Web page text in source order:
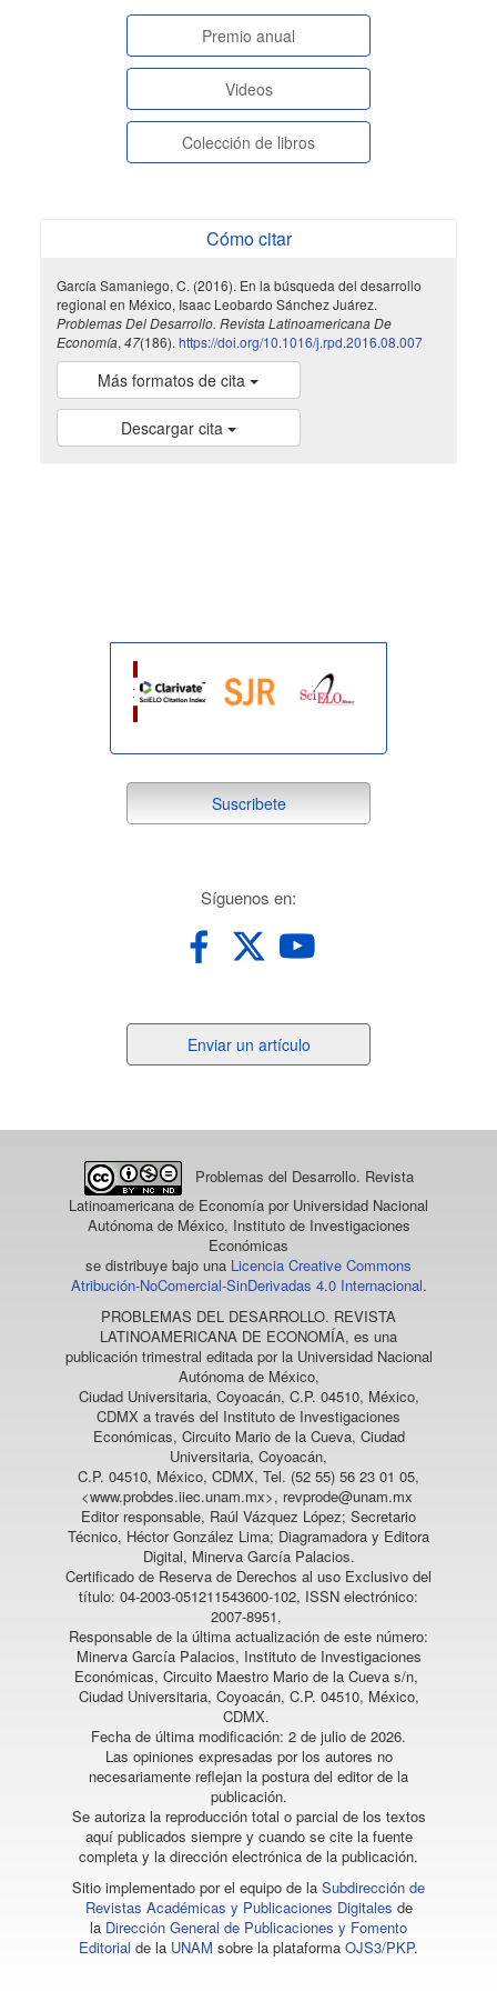
paginasespeciales
Premio anual
Videos
Colección de libros
Cómo citar
García Samaniego, C. (2016). En la búsqueda del desarrollo
regional en México, Isaac Leobardo Sánchez Juárez.
Problemas Del Desarrollo. Revista Latinoamericana De
Economía, 47(186). https://doi.org/10.1016/j.rpd.2016.08.007
Más formatos de cita
Descargar cita
suscribete
Suscribete
Síguenos en:
un
Enviar un artículo
Problemas del Desarrollo. Revista
Latinoamericana de Economía por Universidad Nacional
Autónoma de México, Instituto de Investigaciones
Económicas
se distribuye bajo una Licencia Creative Commons
Atribución-NoComercial-SinDerivadas 4.0 Internacional.
PROBLEMAS DEL DESARROLLO. REVISTA
LATINOAMERICANA DE ECONOMÍA, es una
publicación trimestral editada por la Universidad Nacional
Autónoma de México,
Ciudad Universitaria, Coyoacán, C.P. 04510, México,
CDMX a través del Instituto de Investigaciones
Económicas, Circuito Mario de la Cueva, Ciudad
Universitaria, Coyoacán,
C.P. 04510, México, CDMX, Tel. (52 55) 56 23 01 05,
<www.probdes.iiec.unam.mx>, revprode@unam.mx
Editor responsable, Raúl Vázquez López; Secretario
Técnico, Héctor González Lima; Diagramadora y Editora
Digital, Minerva García Palacios.
Certificado de Reserva de Derechos al uso Exclusivo del
título: 04-2003-051211543600-102, ISSN electrónico:
2007-8951,
Responsable de la última actualización de este número:
Minerva García Palacios, Instituto de Investigaciones
Económicas, Circuito Maestro Mario de la Cueva s/n,
Ciudad Universitaria, Coyoacán, C.P. 04510, México,
CDMX.
Fecha de última modificación: 2 de julio de 2026.
Las opiniones expresadas por los autores no
necesariamente reflejan la postura del editor de la
publicación.
Se autoriza la reproducción total o parcial de los textos
aquí publicados siempre y cuando se cite la fuente
completa y la dirección electrónica de la publicación.
Sitio implementado por el equipo de la Subdirección de
Revistas Académicas y Publicaciones Digitales de
la Dirección General de Publicaciones y Fomento
Editorial de la UNAM sobre la plataforma OJS3/PKP.